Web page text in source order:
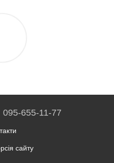
095-655-11-77
сайту